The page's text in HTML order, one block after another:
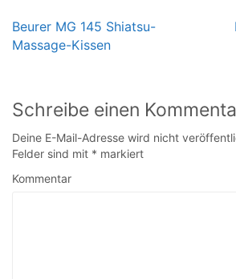
Beitragsnavigation
Beurer MG 145 Shiatsu-
Massage-Kissen
Schreibe einen
Deine E-Mail-Adresse wird nicht
Felder sind mit * markiert
Kommentar